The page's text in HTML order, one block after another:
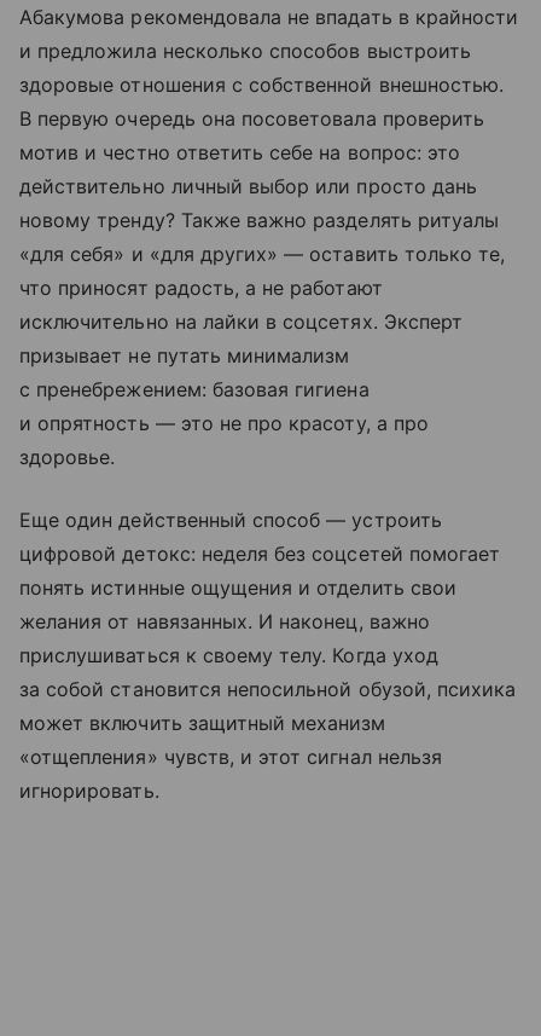
Абакумова рекомендовала не впадать в крайности
и предложила несколько способов выстроить
здоровые отношения с собственной внешностью.
В первую очередь она посоветовала проверить
мотив и честно ответить себе на вопрос: это
действительно личный выбор или просто дань
новому тренду? Также важно разделять ритуалы
«для себя» и «для других» — оставить только те,
что приносят радость, а не работают
исключительно на лайки в соцсетях. Эксперт
призывает не путать минимализм
с пренебрежением: базовая гигиена
и опрятность — это не про красоту, а про
здоровье.
Еще один действенный способ — устроить
цифровой детокс: неделя без соцсетей помогает
понять истинные ощущения и отделить свои
желания от навязанных. И наконец, важно
прислушиваться к своему телу. Когда уход
за собой становится непосильной обузой, психика
может включить защитный механизм
«отщепления» чувств, и этот сигнал нельзя
игнорировать.